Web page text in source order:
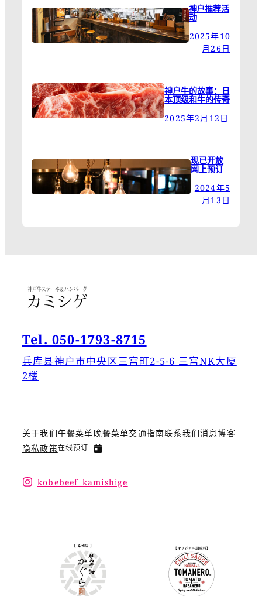
神户推荐活
动
2025年10
月26日
神户牛的故事：日
本顶级和牛的传奇
2025年2月12日
现已开放
网上预订
2024年5
月13日
Tel. 050-1793-8715
兵库县神户市中央区三宫町2-5-6 三宫NK大厦
2楼
关于我们午餐菜单晚餐菜单交通指南联系我们消息博客
隐私政策在线预订
kobebeef_kamishige